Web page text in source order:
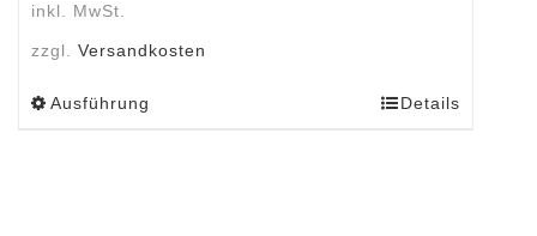
inkl. MwSt.
zzgl. Versandkosten
Ausführung Details